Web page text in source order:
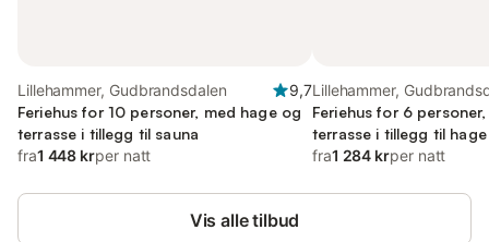
Lillehammer, Gudbrandsdalen
9,7
Feriehus for 10 personer, med hage og
terrasse i tillegg til sauna
fra1 448 krper natt
Lillehammer,
Feriehus for 6
terrasse i tillegg til hage
fra1 284 krper natt
Vis alle tilbud